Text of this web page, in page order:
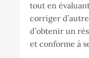
tout en
corriger
d’obtenir un
et conforme à